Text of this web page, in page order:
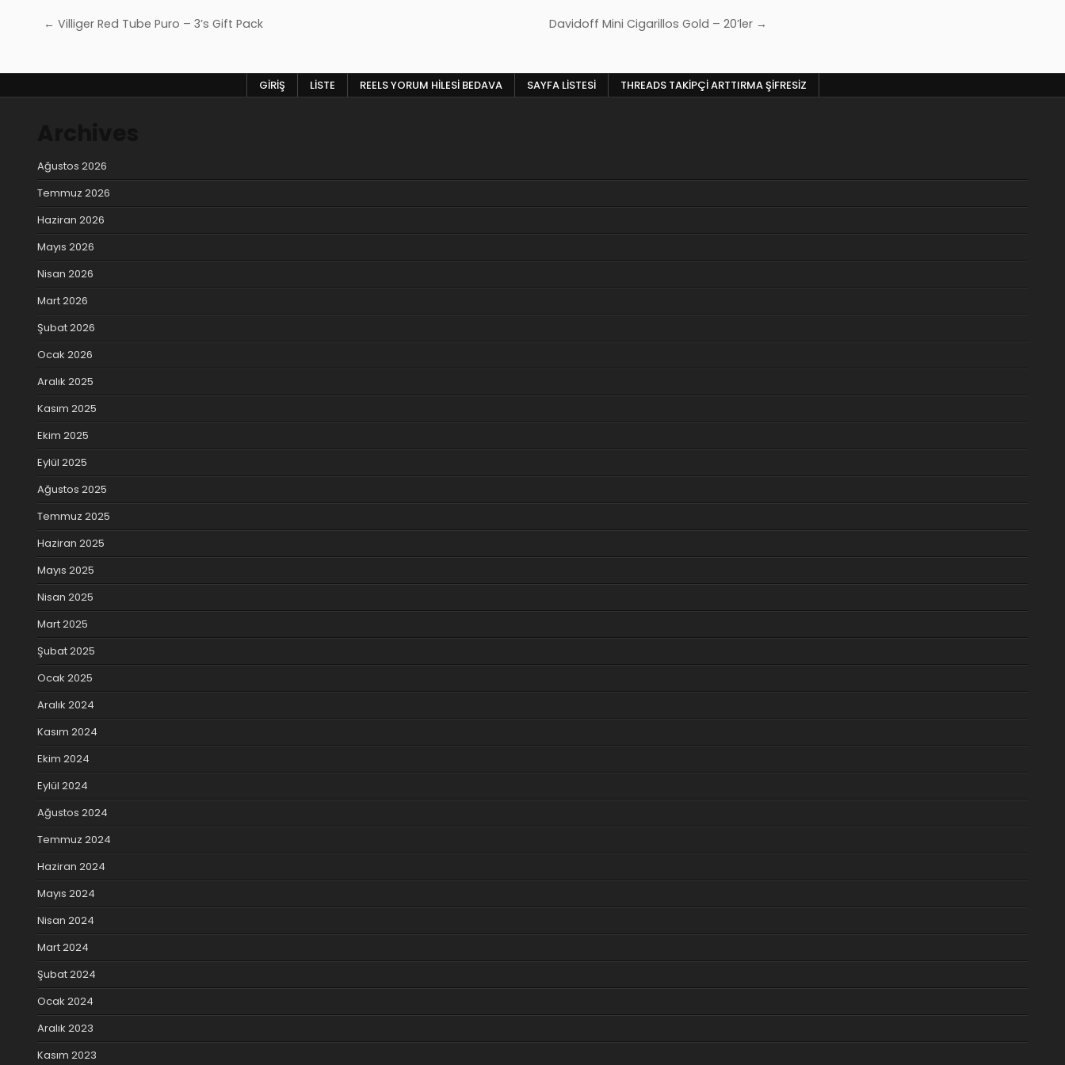
Yazı Davidoff Mini Cigarillos Gold – 20’ler →
← Villiger Red Tube Puro – 3’s Gift Pack
GIRIŞ LISTE REELS YORUM HILESI BEDAVA SAYFA LISTESI THREADS TAKIPÇI ARTTIRMA ŞIFRESIZ
Ağustos 2026
Temmuz 2026
Haziran 2026
Mayıs 2026
Nisan 2026
Mart 2026
Şubat 2026
Ocak 2026
Aralık 2025
Kasım 2025
Ekim 2025
Eylül 2025
Ağustos 2025
Temmuz 2025
Haziran 2025
Mayıs 2025
Nisan 2025
Mart 2025
Şubat 2025
Ocak 2025
Aralık 2024
Kasım 2024
Ekim 2024
Eylül 2024
Ağustos 2024
Temmuz 2024
Haziran 2024
Mayıs 2024
Nisan 2024
Mart 2024
Şubat 2024
Ocak 2024
Aralık 2023
Kasım 2023